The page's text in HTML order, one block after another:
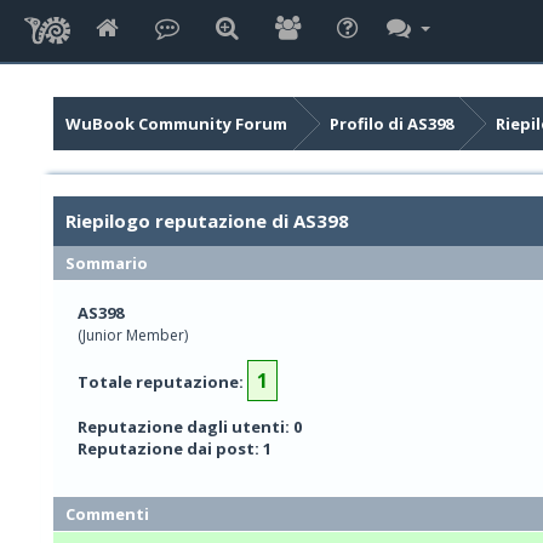
WuBook Community Forum Profilo di AS398
Riepilogo reputazione di AS398
Sommario
AS398
(Junior Member)
Totale reputazione: 1
Reputazione dagli utenti: 0
Reputazione dai post: 1
Commenti